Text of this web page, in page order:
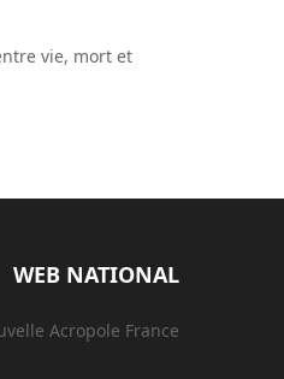
vie, mort et
WEB NATIONAL
Acropole France